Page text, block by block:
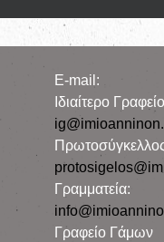
E-mail:
Iδιαίτερο
Γραμματεία:
Γραφείο Γάμων